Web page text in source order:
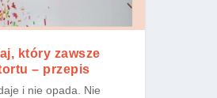
który zawsze
– przepis
i nie opada. Nie